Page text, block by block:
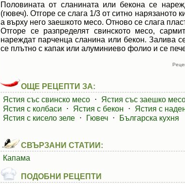
Половината от сланината или бекона се
(гювеч). Отгоре се слага 1/3 от ситно нарязаното
а върху него заешкото месо. Отново се слага
Отгоре се разпределят свинското месо,
нареждат парченца сланина или бекон. Залива
се плътно с капак или алуминиево фолио и се
ОЩЕ РЕЦЕПТИ ЗА:
Ястия със свинско месо ⋅ Ястия със заешко
Ястия с колбаси
⋅ Ястия с бекон ⋅ Ястия с
Ястия с кисело зеле ⋅ Гювеч ⋅ Българска кухня
СВЪРЗАНИ СТАТИИ:
Капама
ПОДОБНИ РЕЦЕПТИ